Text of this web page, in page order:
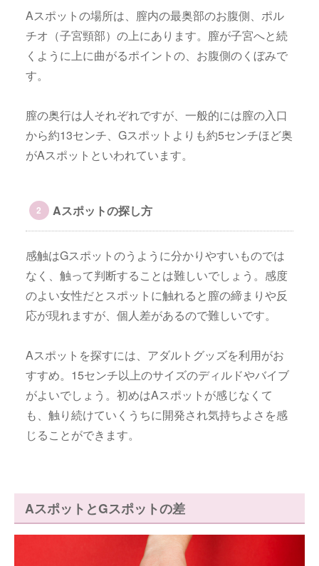
Aスポットの場所は、膣内の最奥部のお腹側、ポル
チオ（子宮頸部）の上にあります。膣が子宮へと続
くように上に曲がるポイントの、お腹側のくぼみで
す。
膣の奥行は人それぞれですが、一般的には膣の入口
から約13センチ、Gスポットよりも約5センチほど奥
がAスポットといわれています。
Aスポットの探し方
感触はGスポットのうように分かりやすいものでは
なく、触って判断することは難しいでしょう。感度
のよい女性だとスポットに触れると膣の締まりや反
応が現れますが、個人差があるので難しいです。
Aスポットを探すには、アダルトグッズを利用がお
すすめ。15センチ以上のサイズのディルドやバイブ
がよいでしょう。初めはAスポットが感じなくて
も、触り続けていくうちに開発され気持ちよさを感
じることができます。
AスポットとGスポットの差